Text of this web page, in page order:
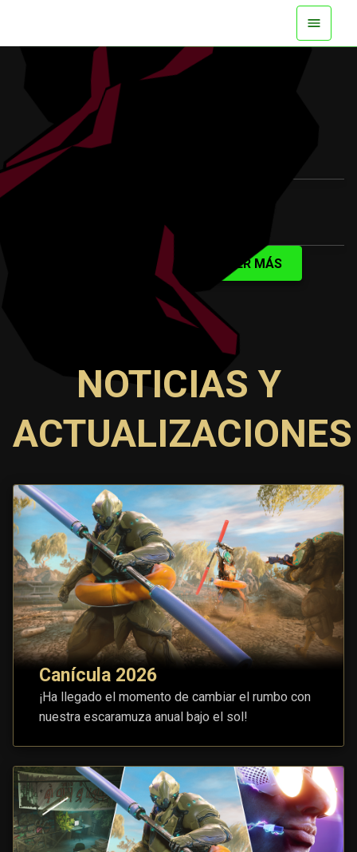
PLATAFORMAS
VER EL TRÁILER SABER MÁS
NOTICIAS Y
ACTUALIZACIONES
Canícula 2026
¡Ha llegado el momento de cambiar el rumbo con
nuestra escaramuza anual bajo el sol!